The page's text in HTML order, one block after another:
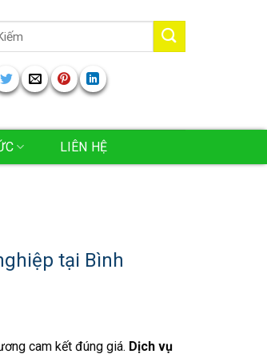
LIÊN HỆ
tại Bình
cam kết đúng giá. Dịch vụ